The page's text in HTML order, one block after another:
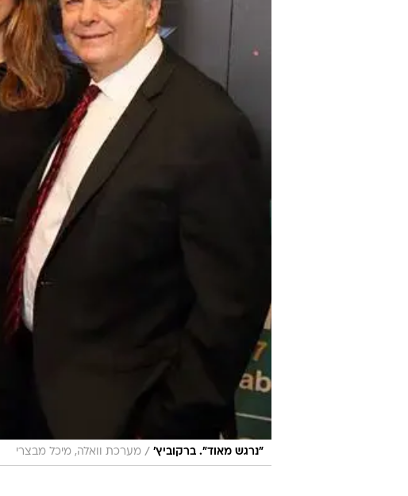
"נרגש מאוד". ברקוביץ' / מערכת וואלה, מיכל מבצרי